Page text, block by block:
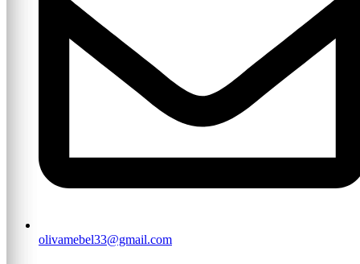
olivamebel33@gmail.com